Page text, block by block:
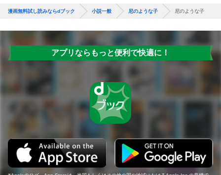
漫画無料試し読みならdブック 小説一般 尼のような子 尼のような子
アプリならもっと便利で快適に！